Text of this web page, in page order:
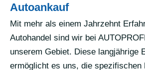
Autoankauf
Mit mehr als einem Jahrzehnt
Autohandel sind wir bei
unserem Gebiet. Diese langjährige
ermöglicht es uns, die spezifischen